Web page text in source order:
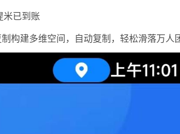
米已到账
构建多维空间，自动复制，轻松滑落万